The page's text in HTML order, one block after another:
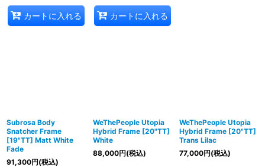
カートに入れる カートに入れる
Subrosa Body
Snatcher Frame
[19"TT] Matt White
Fade
91,300円(税込)
WeThePeople Utopia
Hybrid Frame [20"TT]
White
88,000円(税込)
WeThePeople Utopia
Hybrid Frame [20"TT]
Trans Lilac
77,000円(税込)